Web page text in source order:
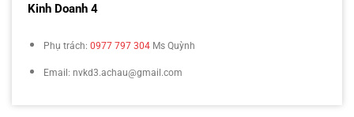
Kinh Doanh 4
Phụ trách: 0977 797 304 Ms Quỳnh
Email: nvkd3.achau@gmail.com